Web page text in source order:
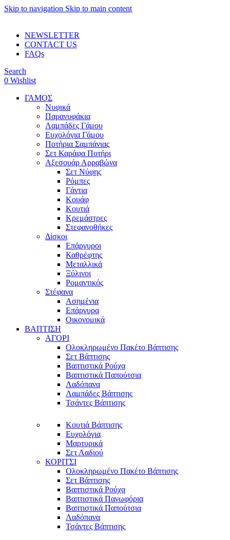
Skip to navigation Skip to main content
NEWSLETTER
CONTACT US
FAQs
Search
0 Wishlist
ΓΑΜΟΣ
Νυφικά
Παρανυφάκια
Λαμπάδες Γάμου
Ευχολόγια Γάμου
Ποτήρια Σαμπάνιας
Σετ Καράφα Ποτήρι
Αξεσουάρ Αρραβώνα
Σετ Νύφης
Ρόμπες
Γάντια
Κουάφ
Κουτιά
Κρεμάστρες
Στεφανοθήκες
Δίσκοι
Επάργυροι
Καθρέφτης
Μεταλλικά
Ξύλινοι
Ρομαντικός
Στέφανα
Ασημένια
Επάργυρα
Οικονομικά
ΒΑΠΤΙΣΗ
ΑΓΟΡΙ
Ολοκληρωμένο Πακέτο Βάπτισης
Σετ Βάπτισης
Βαπτιστικά Ρούχα
Βαπτιστικά Παπούτσια
Λαδόπανα
Λαμπάδες Βάπτισης
Τσάντες Βάπτισης
Κουτιά Βάπτισης
Ευχολόγια
Μαρτυρικά
Σετ Λαδιού
ΚΟΡΙΤΣΙ
Ολοκληρωμένο Πακέτο Βάπτισης
Σετ Βάπτισης
Βαπτιστικά Ρούχα
Βαπτιστικά Πανωφόρια
Βαπτιστικά Παπούτσια
Λαδόπανα
Τσάντες Βάπτισης